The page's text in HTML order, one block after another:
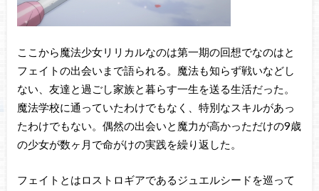
ここから魔法少女リリカルなのは第一期の回想でなのはと
フェイトの出会いまで語られる。魔法も知らず戦いなどし
ない、友達と過ごし家族と暮らす一生を送る生活だった。
魔法学校に通っていたわけでもなく、特別なスキルがあっ
たわけでもない。偶然の出会いと魔力が高かっただけの9歳
の少女が数ヶ月で命がけの実践を繰り返した。
フェイトとはロストロギアであるジュエルシードを巡って